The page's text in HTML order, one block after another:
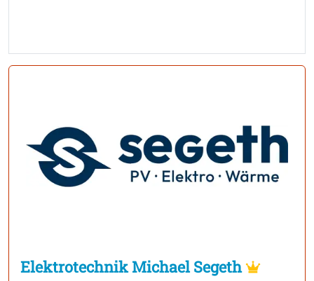
Elektrotechnik Michael Segeth